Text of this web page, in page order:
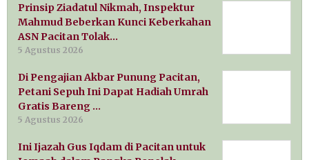
Prinsip Ziadatul Nikmah, Inspektur
Mahmud Beberkan Kunci Keberkahan
ASN Pacitan Tolak…
5 Agustus 2026
Di Pengajian Akbar Punung Pacitan,
Petani Sepuh Ini Dapat Hadiah Umrah
Gratis Bareng …
5 Agustus 2026
Ini Ijazah Gus Iqdam di Pacitan untuk